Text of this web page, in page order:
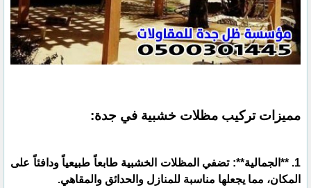
مميزات تركيب مظلات خشبية في جدة:
1. **الجمالية**: تضفي المظلات الخشبية طابعاً طبيعياً ودافئاً على
المكان، مما يجعلها مناسبة للمنازل والحدائق والمقاهي.